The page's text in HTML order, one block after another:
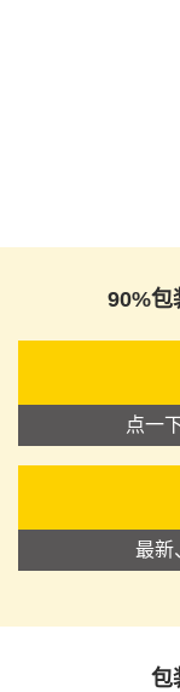
90%包
点一
最新
包